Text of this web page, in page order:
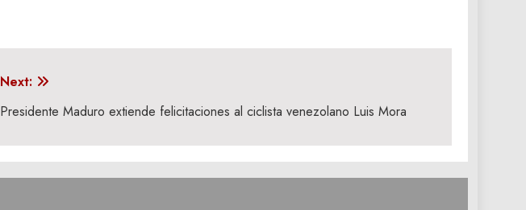
Next:
Presidente Maduro extiende felicitaciones al ciclista venezolano Luis Mora